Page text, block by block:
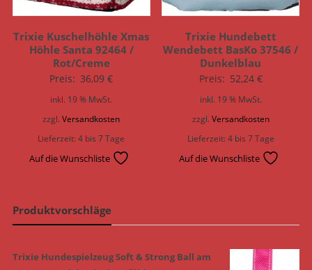
Trixie Kuschelhöhle Xmas
Höhle Santa 92464 /
Rot/Creme
Preis: 36,09€
inkl. 19 % MwSt.
zzgl.Versandkosten
Lieferzeit:4 bis 7 Tage
Auf die Wunschliste
Trixie Hundebett
Wendebett BasKo 37546 /
Dunkelblau
Preis: 52,24 €
inkl. 19 % MwSt.
zzgl. Versandkosten
Lieferzeit:4 bis 7 Tage
Auf die Wunschliste
Produktvorschläge
Trixie Hundespielzeug Soft & Strong Ball am